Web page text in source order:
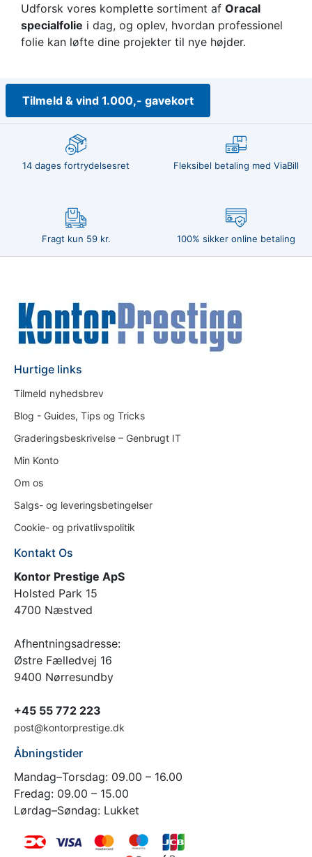
Udforsk vores komplette sortiment af Oracal
specialfolie i dag, og oplev, hvordan professionel
folie kan løfte dine projekter til nye højder.
Tilmeld & vind 1.000,- gavekort
14 dages fortrydelsesret Fleksibel betaling med ViaBill
Fragt kun 59 kr. 100% sikker online betaling
Hurtige links
Tilmeld nyhedsbrev
Blog - Guides, Tips og Tricks
Graderingsbeskrivelse – Genbrugt IT
Min Konto
Om os
Salgs- og leveringsbetingelser
Cookie- og privatlivspolitik
Kontakt Os
Kontor Prestige ApS
Holsted Park 15
4700 Næstved
Afhentningsadresse:
Østre Fælledvej 16
9400 Nørresundby
+45 55 772 223
post@kontorprestige.dk
Åbningstider
Mandag–Torsdag: 09.00 – 16.00
Fredag: 09.00 – 15.00
Lørdag–Søndag: Lukket